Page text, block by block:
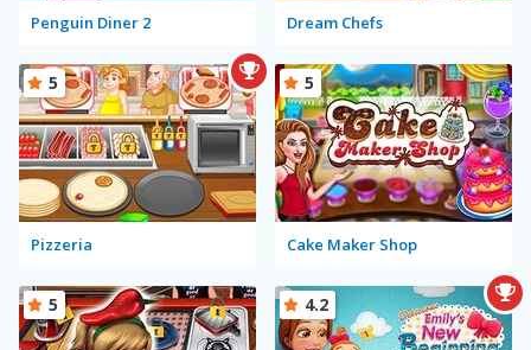
Penguin Diner 2 Dream Chefs
Pizzeria
5
Cake Maker Shop
5
5 4.2